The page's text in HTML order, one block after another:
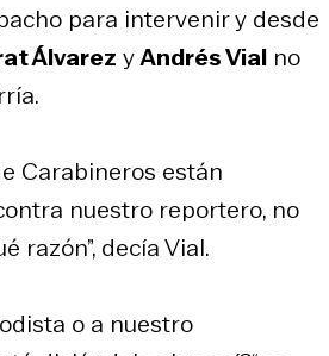
para intervenir y desde
Álvarez yAndrés Vial no
Carabineros están
nuestro reportero, no
razón”, decía Vial.
o a nuestro